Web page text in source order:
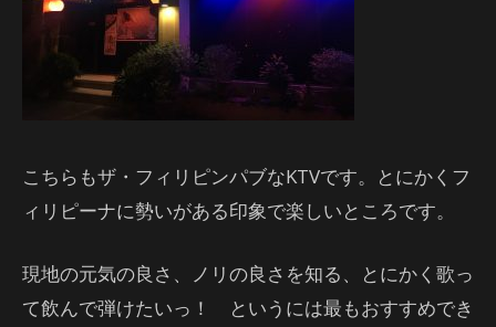
こちらもザ・フィリピンパブなKTVです。とにかくフ
ィリピーナに勢いがある印象で楽しいところです。
現地の元気の良さ、ノリの良さを知る、とにかく歌っ
て飲んで弾けたいっ！ というには最もおすすめでき